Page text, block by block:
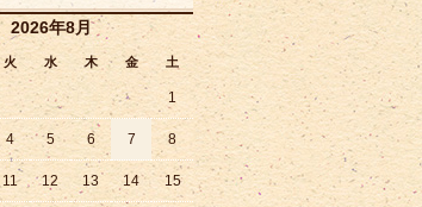
2026年8月
火 水 木 金 土
1
4 5 6 7 8
11 12 13 14 15